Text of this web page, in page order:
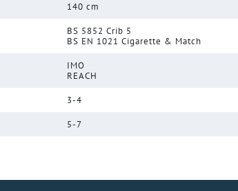
140 cm
BS 5852 Crib 5
BS EN 1021 Cigarette & Match
IMO
REACH
3-4
5-7